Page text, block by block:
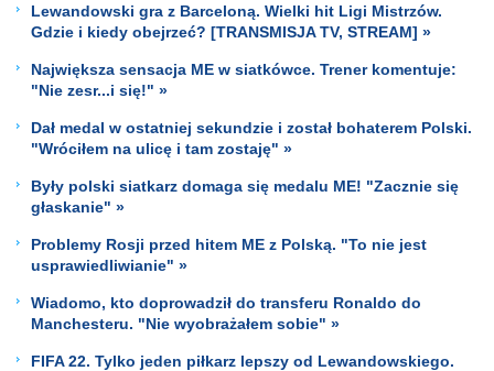
Lewandowski gra z Barceloną. Wielki hit Ligi Mistrzów.
Gdzie i kiedy obejrzeć? [TRANSMISJA TV, STREAM] »
Największa sensacja ME w siatkówce. Trener komentuje:
"Nie zesr...i się!" »
Dał medal w ostatniej sekundzie i został bohaterem Polski.
"Wróciłem na ulicę i tam zostaję" »
Były polski siatkarz domaga się medalu ME! "Zacznie się
głaskanie" »
Problemy Rosji przed hitem ME z Polską. "To nie jest
usprawiedliwianie" »
Wiadomo, kto doprowadził do transferu Ronaldo do
Manchesteru. "Nie wyobrażałem sobie" »
FIFA 22. Tylko jeden piłkarz lepszy od Lewandowskiego.